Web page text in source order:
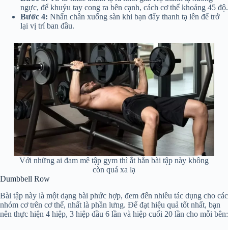
ngực, để khuỷu tay cong ra bên cạnh, cách cơ thể khoảng 45 độ.
Bước 4: Nhấn chân xuống sàn khi bạn đẩy thanh tạ lên để trở
lại vị trí ban đầu.
Với những ai đam mê tập gym thì ắt hẳn bài tập này không
còn quá xa lạ
Dumbbell Row
Bài tập này là một dạng bài phức hợp, đem đến nhiều tác dụng cho các
nhóm cơ trên cơ thể, nhất là phần lưng. Để đạt hiệu quả tốt nhất, bạn
nên thực hiện 4 hiệp, 3 hiệp đầu 6 lần và hiệp cuối 20 lần cho mỗi bên: